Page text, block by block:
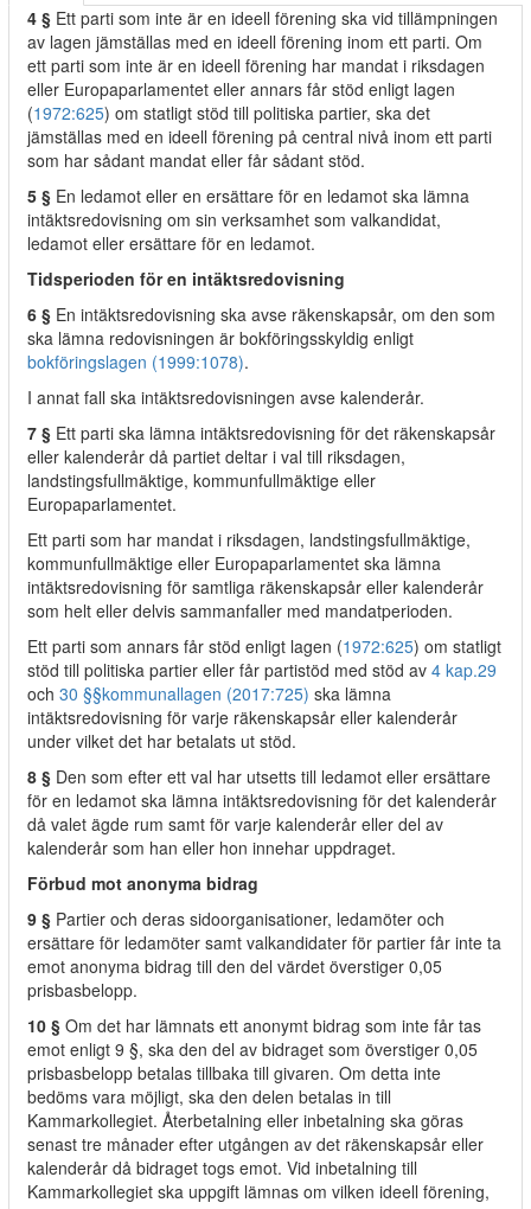
4 § Ett parti som inte är en ideell förening ska vid tillämpningen
av lagen jämställas med en ideell förening inom ett parti. Om
ett parti som inte är en ideell förening har mandat i riksdagen
eller Europaparlamentet eller annars får stöd enligt lagen
(1972:625) om statligt stöd till politiska partier, ska det
jämställas med en ideell förening på central nivå inom ett parti
som har sådant mandat eller får sådant stöd.
5 § En ledamot eller en ersättare för en ledamot ska lämna
intäktsredovisning om sin verksamhet som valkandidat,
ledamot eller ersättare för en ledamot.
Tidsperioden för en intäktsredovisning
6 § En intäktsredovisning ska avse räkenskapsår, om den som
ska lämna redovisningen är bokföringsskyldig enligt
bokföringslagen (1999:1078).
I annat fall ska intäktsredovisningen avse kalenderår.
7 § Ett parti ska lämna intäktsredovisning för det räkenskapsår
eller kalenderår då partiet deltar i val till riksdagen,
landstingsfullmäktige, kommunfullmäktige eller
Europaparlamentet.
Ett parti som har mandat i riksdagen, landstingsfullmäktige,
kommunfullmäktige eller Europaparlamentet ska lämna
intäktsredovisning för samtliga räkenskapsår eller kalenderår
som helt eller delvis sammanfaller med mandatperioden.
Ett parti som annars får stöd enligt lagen (1972:625) om statligt
stöd till politiska partier eller får partistöd med stöd av 4 kap.29
och 30 §§kommunallagen (2017:725) ska lämna
intäktsredovisning för varje räkenskapsår eller kalenderår
under vilket det har betalats ut stöd.
8 § Den som efter ett val har utsetts till ledamot eller ersättare
för en ledamot ska lämna intäktsredovisning för det kalenderår
då valet ägde rum samt för varje kalenderår eller del av
kalenderår som han eller hon innehar uppdraget.
Förbud mot anonyma bidrag
9 § Partier och deras sidoorganisationer, ledamöter och
ersättare för ledamöter samt valkandidater för partier får inte ta
emot anonyma bidrag till den del värdet överstiger 0,05
prisbasbelopp.
10 § Om det har lämnats ett anonymt bidrag som inte får tas
emot enligt 9 §, ska den del av bidraget som överstiger 0,05
prisbasbelopp betalas tillbaka till givaren. Om detta inte
bedöms vara möjligt, ska den delen betalas in till
Kammarkollegiet. Återbetalning eller inbetalning ska göras
senast tre månader efter utgången av det räkenskapsår eller
kalenderår då bidraget togs emot. Vid inbetalning till
Kammarkollegiet ska uppgift lämnas om vilken ideell förening,